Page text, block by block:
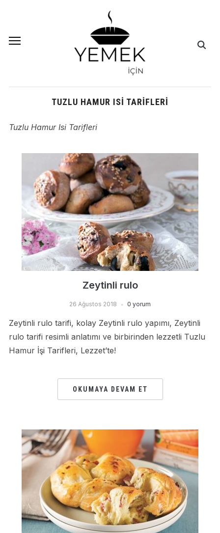
TUZLU HAMUR ISI TARIFLERI
Tuzlu Hamur Isi Tarifleri
Zeytinli rulo
26 Ağustos 2018 0 yorum
Zeytinli rulo tarifi, kolay Zeytinli rulo yapımı, Zeytinli
rulo tarifi resimli anlatımı ve birbirinden lezzetli Tuzlu
Hamur İşi Tarifleri, Lezzet’te!
OKUMAYA DEVAM ET